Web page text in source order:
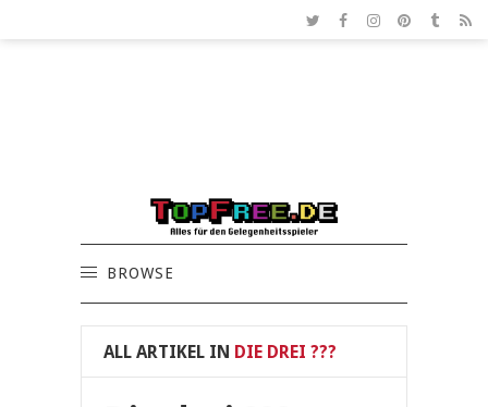
BROWSE
ALL ARTIKEL IN DIE DREI ???